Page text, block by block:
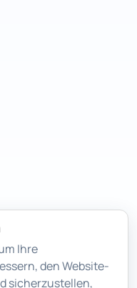
Ihre
den Website-
sicherzustellen,